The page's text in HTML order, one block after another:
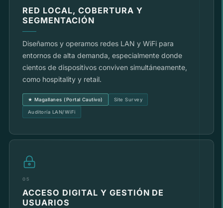
RED LOCAL, COBERTURA Y
SEGMENTACIÓN
Diseñamos y operamos redes LAN y WiFi para
entornos de alta demanda, especialmente donde
cientos de dispositivos conviven simultáneamente,
como hospitality y retail.
★ Magallanes (Portal Cautivo) Site Survey
Auditoría LAN/WiFi
05
ACCESO DIGITAL Y GESTIÓN DE
USUARIOS